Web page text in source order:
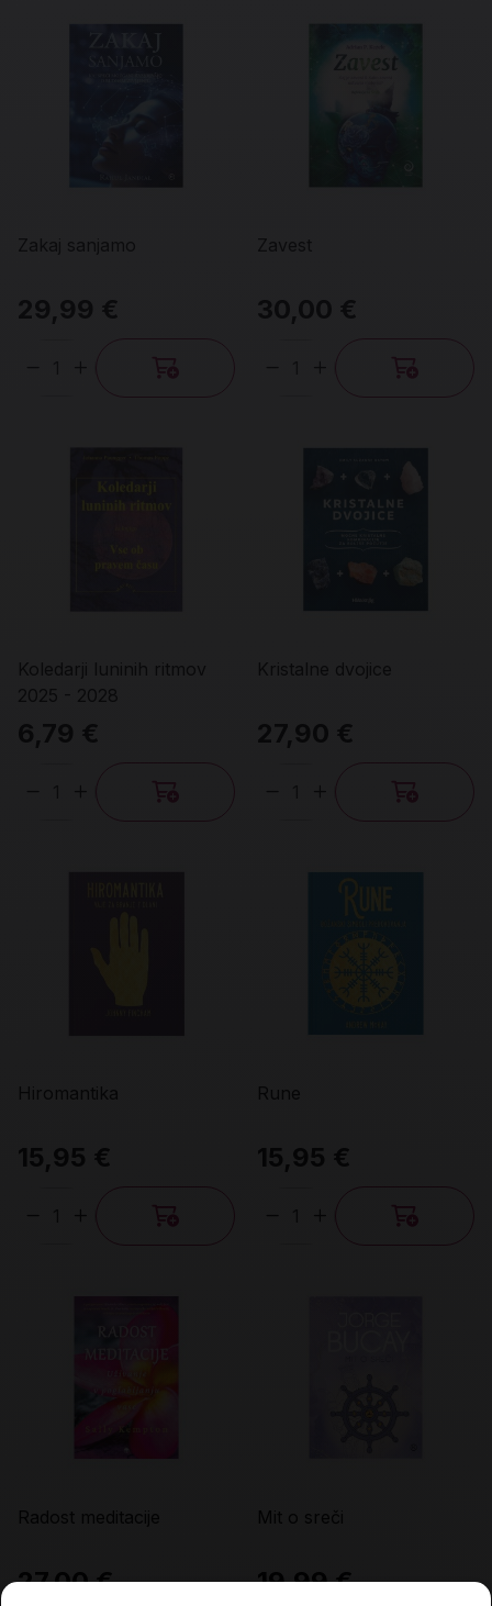
Zakaj sanjamo
29,99 €
Količina
Zavest
30,00 €
Količina
Koledarji luninih ritmov
2025 - 2028
6,79 €
Kristalne dvojice
27,90 €
Hiromantika
15,95 €
Količina
Rune
15,95 €
Količina
Radost meditacije
27,00 €
Mit o sreči
19,99 €